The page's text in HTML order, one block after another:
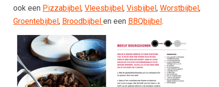
ook een Pizzabijbel, Vleesbijbel, Visbijbel, Worstbijbel,
Groentebijbel, Broodbijbel en een BBQbijbel.